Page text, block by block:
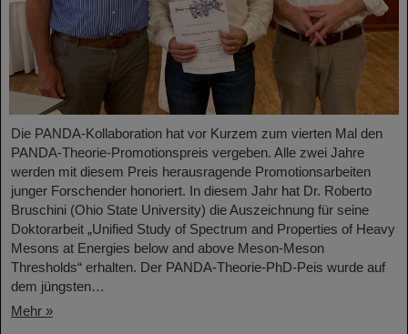
Die PANDA-Kollaboration hat vor Kurzem zum vierten Mal den
PANDA-Theorie-Promotionspreis vergeben. Alle zwei Jahre
werden mit diesem Preis herausragende Promotionsarbeiten
junger Forschender honoriert. In diesem Jahr hat Dr. Roberto
Bruschini (Ohio State University) die Auszeichnung für seine
Doktorarbeit „Unified Study of Spectrum and Properties of Heavy
Mesons at Energies below and above Meson-Meson
Thresholds“ erhalten. Der PANDA-Theorie-PhD-Peis wurde auf
dem jüngsten…
Mehr »